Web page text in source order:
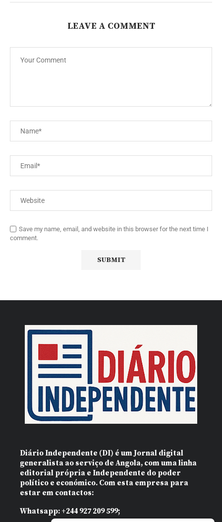
LEAVE A COMMENT
Save my name, email, and website in this browser for the next time I
comment.
Diário Independente (DI) é um Jornal digital
generalista ao serviço de Angola, com uma linha
editorial própria e Independente do poder
político e económico. Com esta empresa para
estar em contactos:
Whatsapp: +244 927 209 599;